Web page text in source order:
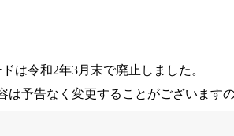
は令和2年3月末で廃止しました。
予告なく変更することがございます